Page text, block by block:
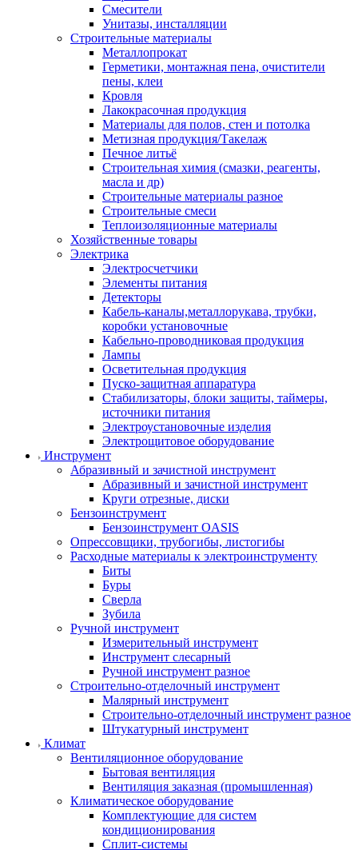
Смесители
Унитазы, инсталляции
Строительные материалы
Металлопрокат
Герметики, монтажная пена, очистители
пены, клеи
Кровля
Лакокрасочная продукция
Материалы для полов, стен и потолка
Метизная продукция/Такелаж
Печное литьё
Строительная химия (смазки, реагенты,
масла и др)
Строительные материалы разное
Строительные смеси
Теплоизоляционные материалы
Хозяйственные товары
Электрика
Электросчетчики
Элементы питания
Детекторы
Кабель-каналы,металлорукава, трубки,
коробки установочные
Кабельно-проводниковая продукция
Лампы
Осветительная продукция
Пуско-защитная аппаратура
Стабилизаторы, блоки защиты, таймеры,
источники питания
Электроустановочные изделия
Электрощитовое оборудование
Инструмент
Абразивный и зачистной инструмент
Абразивный и зачистной инструмент
Круги отрезные, диски
Бензоинструмент
Бензоинструмент OASIS
Опрессовщики, трубогибы, листогибы
Расходные материалы к электроинструменту
Биты
Буры
Сверла
Зубила
Ручной инструмент
Измерительный инструмент
Инструмент слесарный
Ручной инструмент разное
Строительно-отделочный инструмент
Малярный инструмент
Строительно-отделочный инструмент разное
Штукатурный инструмент
Климат
Вентиляционное оборудование
Бытовая вентиляция
Вентиляция заказная (промышленная)
Климатическое оборудование
Комплектующие для систем
кондиционирования
Сплит-системы